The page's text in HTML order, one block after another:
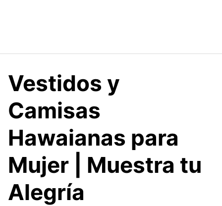
Vestidos y
Camisas
Hawaianas para
Mujer | Muestra tu
Alegría